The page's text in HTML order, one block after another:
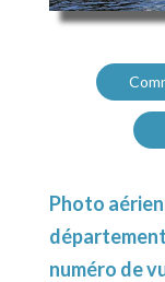
Photo
numéro de